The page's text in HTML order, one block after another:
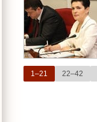
1–21 22–42